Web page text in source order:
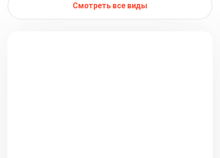
Смотреть все виды